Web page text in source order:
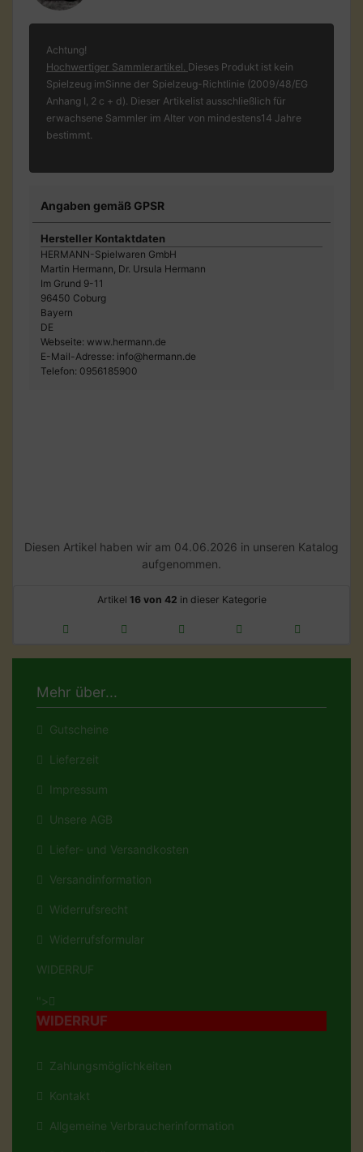
Achtung!
Hochwertiger Sammlerartikel. Dieses Produkt ist kein
Spielzeug imSinne der Spielzeug-Richtlinie (2009/48/EG
Anhang I, 2 c + d). Dieser Artikelist ausschließlich für
erwachsene Sammler im Alter von mindestens14 Jahre
bestimmt.
Angaben gemäß GPSR
Hersteller Kontaktdaten
HERMANN-Spielwaren GmbH
Martin Hermann, Dr. Ursula Hermann
Im Grund 9-11
96450 Coburg
Bayern
DE
Webseite: www.hermann.de
E-Mail-Adresse: info@hermann.de
Telefon: 0956185900
Diesen Artikel haben wir am 04.06.2026 in unseren Katalog
aufgenommen.
Artikel 16 von 42 in dieser Kategorie
Mehr über...
Gutscheine
Lieferzeit
Impressum
Unsere AGB
Liefer- und Versandkosten
Versandinformation
Widerrufsrecht
Widerrufsformular
WIDERRUF
">
WIDERRUF
Zahlungsmöglichkeiten
Kontakt
Allgemeine Verbraucherinformation